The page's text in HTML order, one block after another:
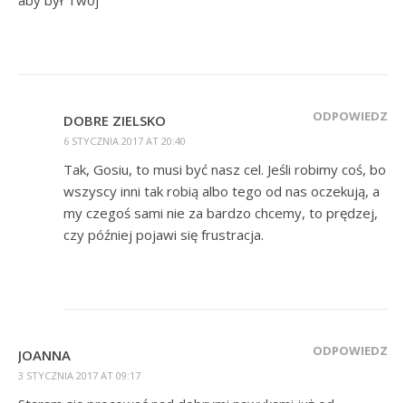
DOBRE ZIELSKO
6 STYCZNIA 2017 AT 20:40
ODPOWIEDZ
Tak, Gosiu, to musi być nasz cel. Jeśli robimy coś, bo
wszyscy inni tak robią albo tego od nas oczekują, a
my czegoś sami nie za bardzo chcemy, to prędzej,
czy później pojawi się frustracja.
JOANNA
3 STYCZNIA 2017 AT 09:17
ODPOWIEDZ